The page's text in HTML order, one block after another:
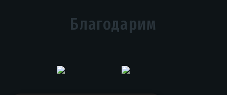
Благодарим